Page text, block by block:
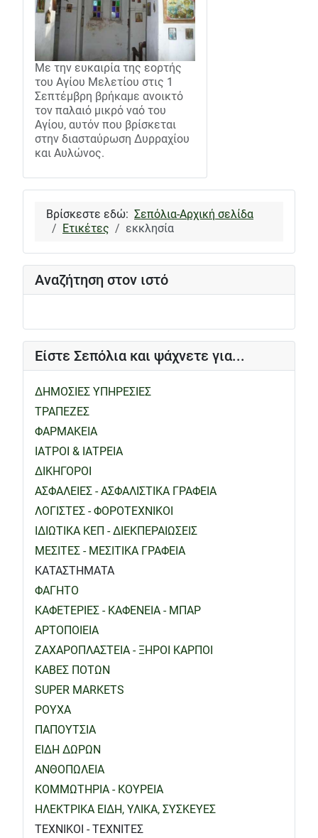
Αναζήτηση στον ιστό
Είστε Σεπόλια και ψάχνετε για...
ΔΗΜΟΣΙΕΣ ΥΠΗΡΕΣΙΕΣ
ΤΡΑΠΕΖΕΣ
ΦΑΡΜΑΚΕΙΑ
ΙΑΤΡΟΙ & ΙΑΤΡΕΙΑ
ΔΙΚΗΓΟΡΟΙ
ΑΣΦΑΛΕΙΕΣ - ΑΣΦΑΛΙΣΤΙΚΑ ΓΡΑΦΕΙΑ
ΛΟΓΙΣΤΕΣ - ΦΟΡΟΤΕΧΝΙΚΟΙ
ΙΔΙΩΤΙΚΑ ΚΕΠ - ΔΙΕΚΠΕΡΑΙΩΣΕΙΣ
ΜΕΣΙΤΕΣ - ΜΕΣΙΤΙΚΑ ΓΡΑΦΕΙΑ
ΚΑΤΑΣΤΗΜΑΤΑ
ΦΑΓΗΤΟ
ΚΑΦΕΤΕΡΙΕΣ - ΚΑΦΕΝΕΙΑ - ΜΠΑΡ
ΑΡΤΟΠΟΙΕΙΑ
ΖΑΧΑΡΟΠΛΑΣΤΕΙΑ - ΞΗΡΟΙ ΚΑΡΠΟΙ
ΚΑΒΕΣ ΠΟΤΩΝ
SUPER MARKETS
ΡΟΥΧΑ
ΠΑΠΟΥΤΣΙΑ
ΕΙΔΗ ΔΩΡΩΝ
ΑΝΘΟΠΩΛΕΙΑ
ΚΟΜΜΩΤΗΡΙΑ - ΚΟΥΡΕΙΑ
ΗΛΕΚΤΡΙΚΑ ΕΙΔΗ, ΥΛΙΚΑ, ΣΥΣΚΕΥΕΣ
ΤΕΧΝΙΚΟΙ - ΤΕΧΝΙΤΕΣ
Με την ευκαιρία της εορτής
του Αγίου Μελετίου στις 1
Σεπτέμβρη βρήκαμε ανοικτό
τον παλαιό μικρό ναό του
Αγίου, αυτόν που βρίσκεται
στην διασταύρωση Δυρραχίου
και Αυλώνος.
Βρίσκεστε εδώ: Σεπόλια-Αρχική σελίδα
Ετικέτες
εκκλησία